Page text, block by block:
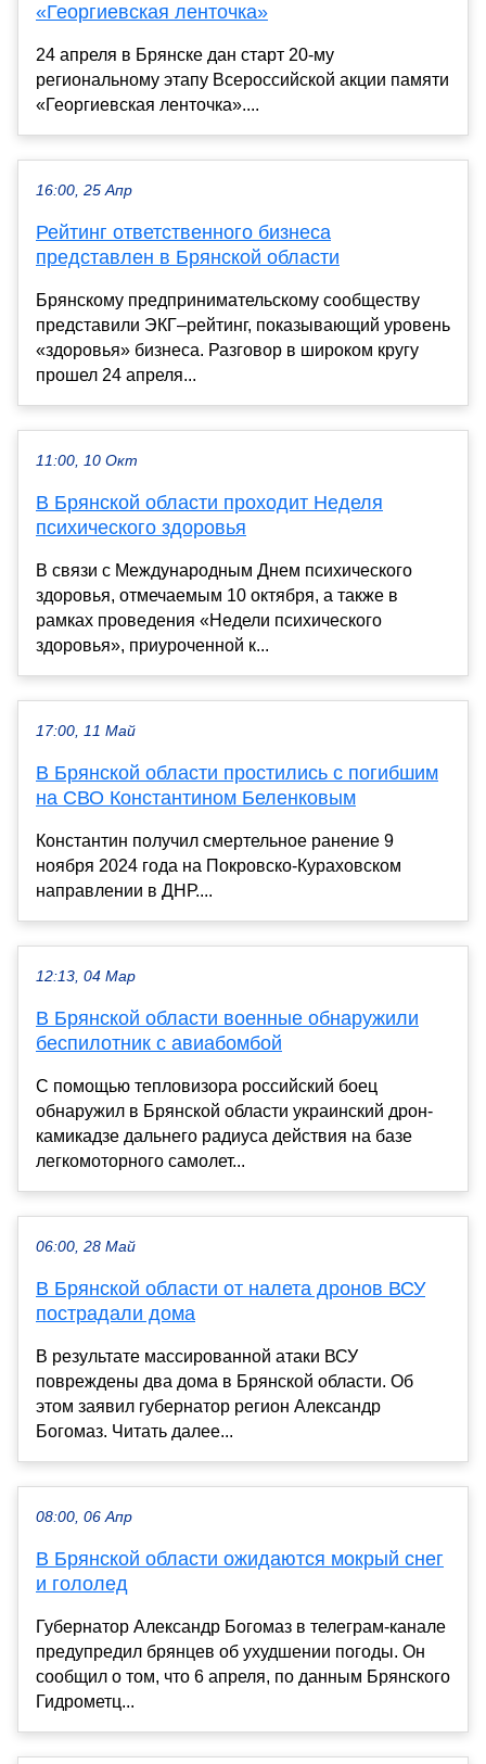
«Георгиевская ленточка»
24 апреля в Брянске дан старт 20-му
региональному этапу Всероссийской акции памяти
«Георгиевская ленточка»....
16:00, 25 Апр
Рейтинг ответственного бизнеса
представлен в Брянской области
Брянскому предпринимательскому сообществу
представили ЭКГ–рейтинг, показывающий уровень
«здоровья» бизнеса. Разговор в широком кругу
прошел 24 апреля...
11:00, 10 Окт
В Брянской области проходит Неделя
психического здоровья
В связи с Международным Днем психического
здоровья, отмечаемым 10 октября, а также в
рамках проведения «Недели психического
здоровья», приуроченной к...
17:00, 11 Май
В Брянской области простились с погибшим
на СВО Константином Беленковым
Константин получил смертельное ранение 9
ноября 2024 года на Покровско-Кураховском
направлении в ДНР....
12:13, 04 Мар
В Брянской области военные обнаружили
беспилотник с авиабомбой
С помощью тепловизора российский боец
обнаружил в Брянской области украинский дрон-
камикадзе дальнего радиуса действия на базе
легкомоторного самолет...
06:00, 28 Май
В Брянской области от налета дронов ВСУ
пострадали дома
В результате массированной атаки ВСУ
повреждены два дома в Брянской области. Об
этом заявил губернатор регион Александр
Богомаз. Читать далее...
08:00, 06 Апр
В Брянской области ожидаются мокрый снег
и гололед
Губернатор Александр Богомаз в телеграм-канале
предупредил брянцев об ухудшении погоды. Он
сообщил о том, что 6 апреля, по данным Брянского
Гидрометц...